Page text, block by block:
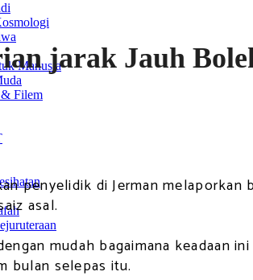
Manusia
Filem
jarak Jauh
penyelidik di Jerman
asal.
mudah bagaimana keadaan
bulan selepas itu.